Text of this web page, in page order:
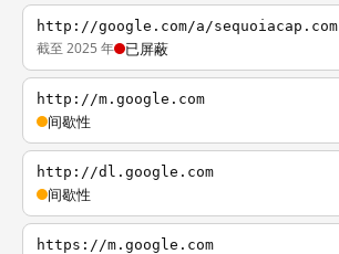
http://google.com/a/sequoiacap.com
截至 2025 年 已屏蔽
http://m.google.com
间歇性
http://dl.google.com
间歇性
https://m.google.com